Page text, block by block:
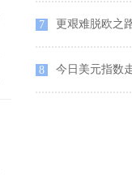
7 更艰难脱欧之路
8 今日美元指数走势